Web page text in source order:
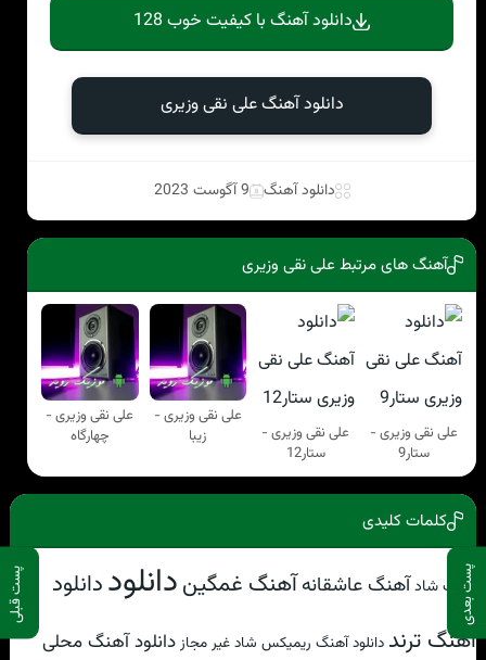
پست بعدی پست قبلی
دانلود آهنگ با کیفیت خوب 128
دانلود آهنگ علی نقی وزیری
دانلود آهنگ 9 آگوست 2023
آهنگ های مرتبط علی نقی وزیری
علی نقی وزیری -
ستار9
علی نقی وزیری -
ستار12
علی نقی وزیری -
زیبا
علی نقی وزیری -
چهارگاه
کلمات کلیدی
آهنگ شادآهنگ عاشقانهآهنگ غمگیندانلوددانلود
آهنگ ترند دانلود آهنگ ریمیکس شاد غیر مجاز دانلود آهنگ محلی